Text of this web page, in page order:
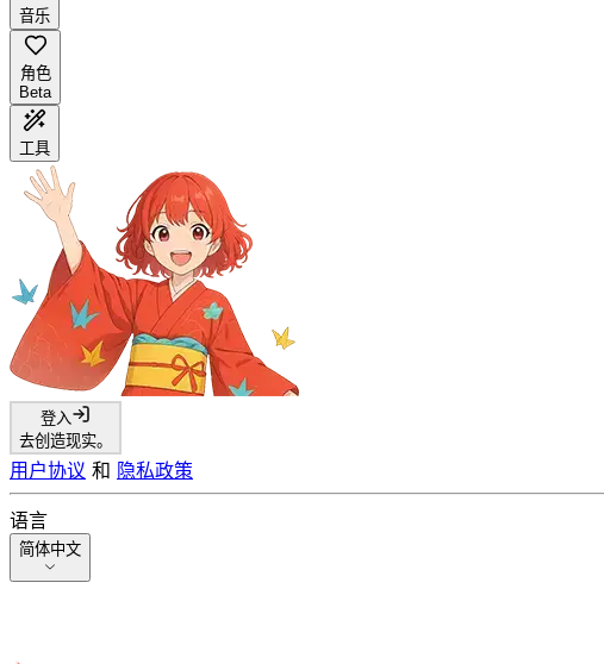
音乐
角色
Beta
工具
登入
去创造现实。
用户协议 和 隐私政策
语言
简体中文